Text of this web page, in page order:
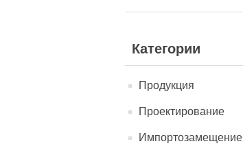
Категории
Продукция
Проектирование
Импортозамещение